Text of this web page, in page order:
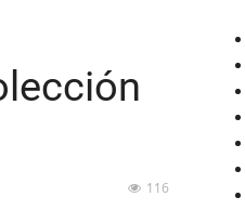
116